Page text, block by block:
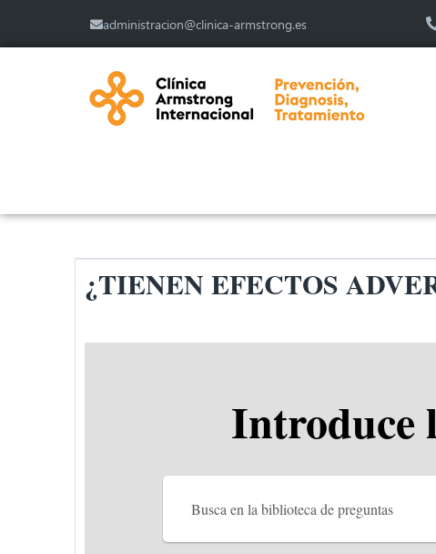
administracion@clinica-armstrong.es
¿TIENEN EFECTOS
Introduce